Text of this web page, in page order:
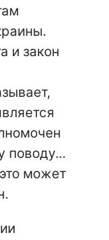
и закон
поводу...
может